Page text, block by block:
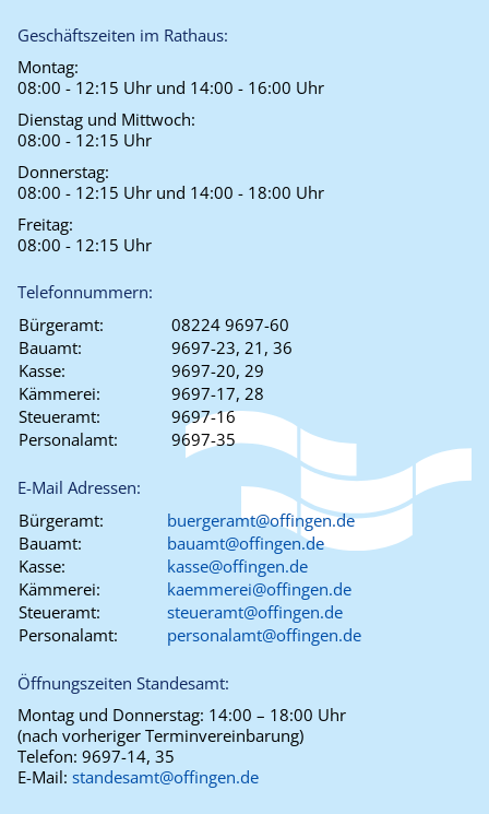
Geschäftszeiten im Rathaus:
Montag:
08:00 - 12:15 Uhr und 14:00 - 16:00 Uhr
Dienstag und Mittwoch:
08:00 - 12:15 Uhr
Donnerstag:
08:00 - 12:15 Uhr und 14:00 - 18:00 Uhr
Freitag:
08:00 - 12:15 Uhr
Telefonnummern:
Bürgeramt:
08224 9697-60
Bauamt:
9697-23, 21, 36
Kasse:
9697-20, 29
Kämmerei:
9697-17, 28
Steueramt:
9697-16
Personalamt:
9697-35
E-Mail Adressen:
Bürgeramt:
buergeramt@offingen.de
Bauamt:
bauamt@offingen.de
Kasse:
kasse@offingen.de
Kämmerei:
kaemmerei@offingen.de
Steueramt:
steueramt@offingen.de
Personalamt:
personalamt@offingen.de
Öffnungszeiten Standesamt:
Montag und Donnerstag: 14:00 – 18:00 Uhr
(nach vorheriger Terminvereinbarung)
Telefon: 9697-14, 35
E-Mail: standesamt@offingen.de